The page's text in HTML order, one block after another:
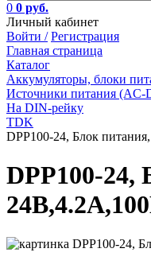
0 0 руб.
Личный кабинет
Войти / Регистрация
Главная страница
Каталог
Аккумуляторы, блоки
Источники питания (AC-
На DIN-рейку
TDK
DPP100-24, Блок
DPP100-24,